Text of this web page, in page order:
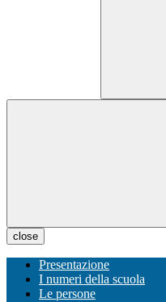
close
Presentazione
I numeri della scuola
Le persone